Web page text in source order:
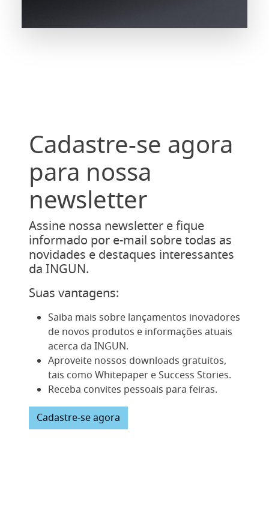
Cadastre-se agora
para nossa
newsletter
Assine nossa newsletter e fique
informado por e-mail sobre todas as
novidades e destaques interessantes
da INGUN.
Suas vantagens:
Saiba mais sobre lançamentos inovadores
de novos produtos e informações atuais
acerca da INGUN.
Aproveite nossos downloads gratuitos,
tais como Whitepaper e Success Stories.
Receba convites pessoais para feiras.
Cadastre-se agora